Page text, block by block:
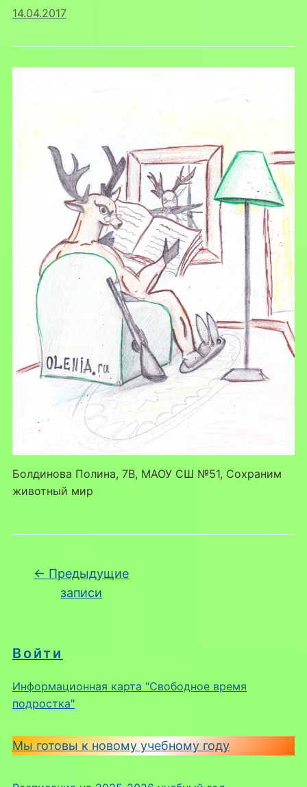
Войти
Информационная карта "Свободное время
подростка"
Мы готовы к новому учебному году
14.04.2017
Болдинова Полина, 7В, МАОУ СШ №51, Сохраним
животный мир
Навигация по записям
← Предыдущие
записи